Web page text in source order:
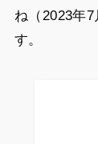
ね（2023年
す。